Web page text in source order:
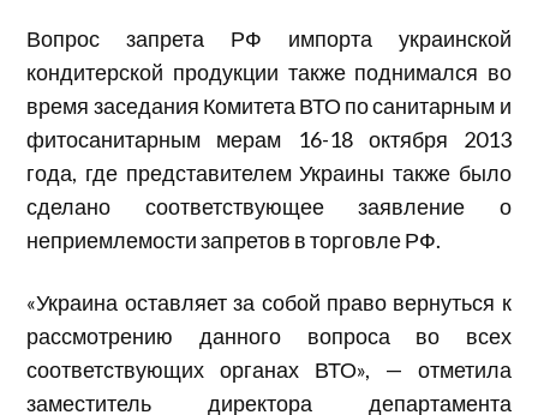
Вопрос запрета РФ импорта украинской
кондитерской продукции также поднимался во
время заседания Комитета ВТО по санитарным и
фитосанитарным мерам 16-18 октября 2013
года, где представителем Украины также было
сделано соответствующее заявление о
неприемлемости запретов в торговле РФ.
«Украина оставляет за собой право вернуться к
рассмотрению данного вопроса во всех
соответствующих органах ВТО», — отметила
заместитель директора департамента